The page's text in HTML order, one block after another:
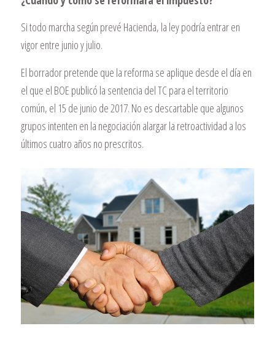
Si todo marcha según prevé Hacienda, la ley podría entrar en
vigor entre junio y julio.
El borrador pretende que la reforma se aplique desde el día en
el que el BOE publicó la sentencia del TC para el territorio
común, el 15 de junio de 2017. No es descartable que algunos
grupos intenten en la negociación alargar la retroactividad a los
últimos cuatro años no prescritos.